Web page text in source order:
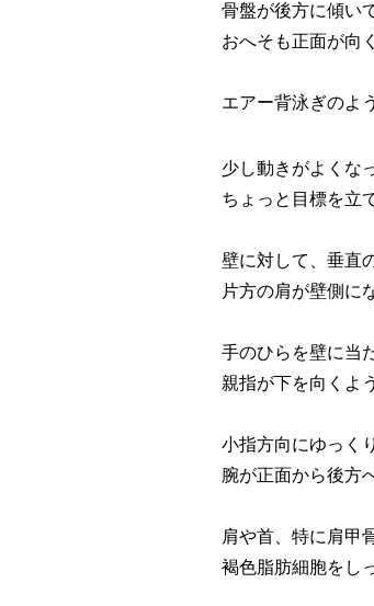
骨盤が後方に傾い
おへそも正面が向
エアー背泳ぎのよ
少し動きがよくな
ちょっと目標を立
壁に対して、垂直
片方の肩が壁側に
手のひらを壁に当
親指が下を向くよ
小指方向にゆっく
腕が正面から後方
肩や首、特に肩甲
褐色脂肪細胞をし